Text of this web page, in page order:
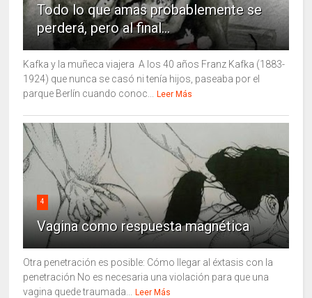
Todo lo que amas probablemente se
perderá, pero al final...
Kafka y la muñeca viajera A los 40 años Franz Kafka (1883-
1924) que nunca se casó ni tenía hijos, paseaba por el
parque Berlín cuando conoc...
Leer Más
4
Vagina como respuesta magnética
Otra penetración es posible: Cómo llegar al éxtasis con la
penetración No es necesaria una violación para que una
vagina quede traumada...
Leer Más